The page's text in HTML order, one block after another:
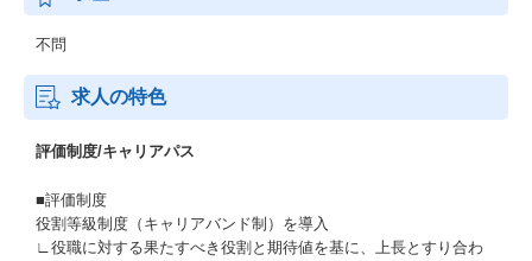
不問
求人の特色
評価制度/キャリアパス
■評価制度
役割等級制度（キャリアバンド制）を導入
∟役職に対する果たすべき役割と期待値を基に、上長とすり合わ